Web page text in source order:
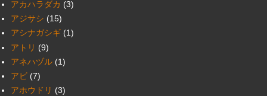
アカハラダカ (3)
アジサシ (15)
アシナガシギ (1)
アトリ (9)
アネハヅル (1)
アビ (7)
アホウドリ (3)